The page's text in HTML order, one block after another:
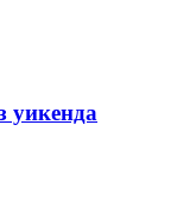
уикенда